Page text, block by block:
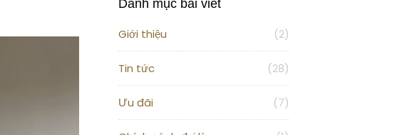
Danh mục bài viết
Giới thiệu (2)
Tin tức (28)
Ưu đãi (7)